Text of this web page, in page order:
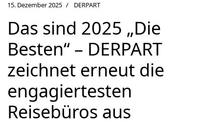
15. Dezember 2025 DERPART
Das sind 2025 „Die
Besten“ – DERPART
zeichnet erneut die
engagiertesten
Reisebüros aus